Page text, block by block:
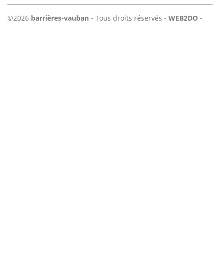
©2026 barrières-vauban - Tous droits réservés - WEB2DO -